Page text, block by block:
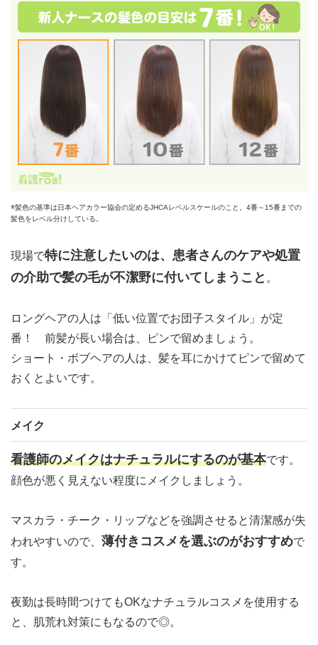
※髪色の基準は日本ヘアカラー協会の定めるJHCAレベルスケールのこと。4番～15番までの
髪色をレベル分けしている。
現場で特に注意したいのは、患者さんのケアや処置
の介助で髪の毛が不潔野に付いてしまうこと 。
ロングヘアの人は「低い位置でお団子スタイル」が定
番！ 前髪が長い場合は、ピンで留めましょう。
ショート・ボブヘアの人は、髪を耳にかけてピンで留めて
おくとよいです。
メイク
看護師のメイクはナチュラルにするのが基本です。
顔色が悪く見えない程度にメイクしましょう。
マスカラ・チーク・リップなどを強調させると清潔感が失
われやすいので、 薄付きコスメを選ぶのがおすすめで
す。
夜勤は長時間つけてもOKなナチュラルコスメを使用する
と、肌荒れ対策にもなるので◎。